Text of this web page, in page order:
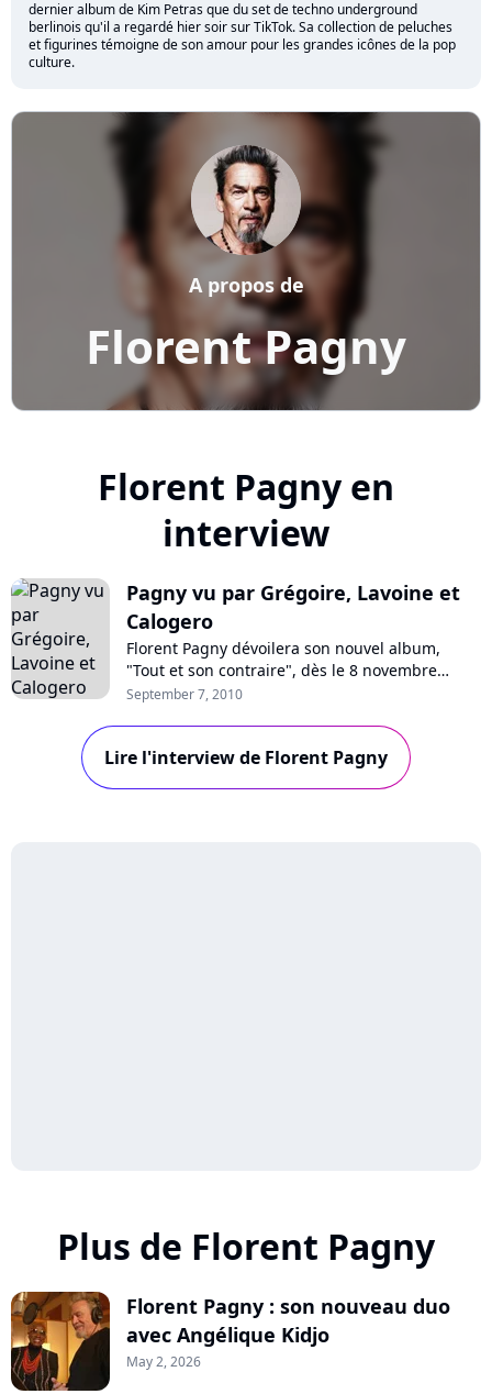
dernier album de Kim Petras que du set de techno underground
berlinois qu'il a regardé hier soir sur TikTok. Sa collection de peluches
et figurines témoigne de son amour pour les grandes icônes de la pop
culture.
Florent Pagny
A propos de
Florent Pagny en
interview
Pagny vu par Grégoire, Lavoine et
Calogero
Florent Pagny dévoilera son nouvel album,
"Tout et son contraire", dès le 8 novembre
prochain. Un disque sur lequel collaborent
Attal, Vincent Baguian, Daran, John Mamann,
mais aussi Grégoire, Marc Lavoine, et Calogero
: visionnez les interview de ces trois derniers...
September 7, 2010
Lire l'interview de Florent Pagny
Plus de Florent Pagny
Florent Pagny : son nouveau duo
avec Angélique Kidjo
May 2, 2026